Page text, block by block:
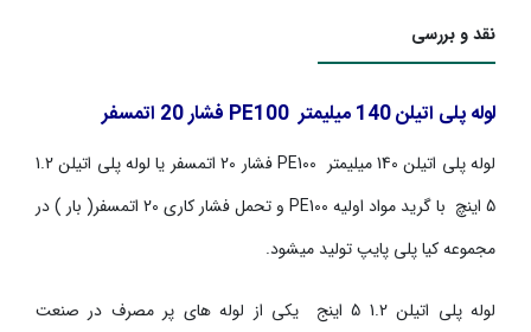
نقد و بررسی
لوله پلی اتیلن 140 میلیمتر PE100 فشار 20 اتمسفر
لوله پلی اتیلن 140 میلیمتر PE100
فشار 20 اتمسفر یا لوله پلی اتیلن 1.2
5 اینچ با گرید مواد اولیه
PE100
و تحمل فشار کاری 20 اتمسفر( بار ) در
مجموعه کیا پلی پایپ تولید می­شود.
لوله پلی اتیلن 1.2 5 اینج یکی از لوله های پر مصرف در صنعت